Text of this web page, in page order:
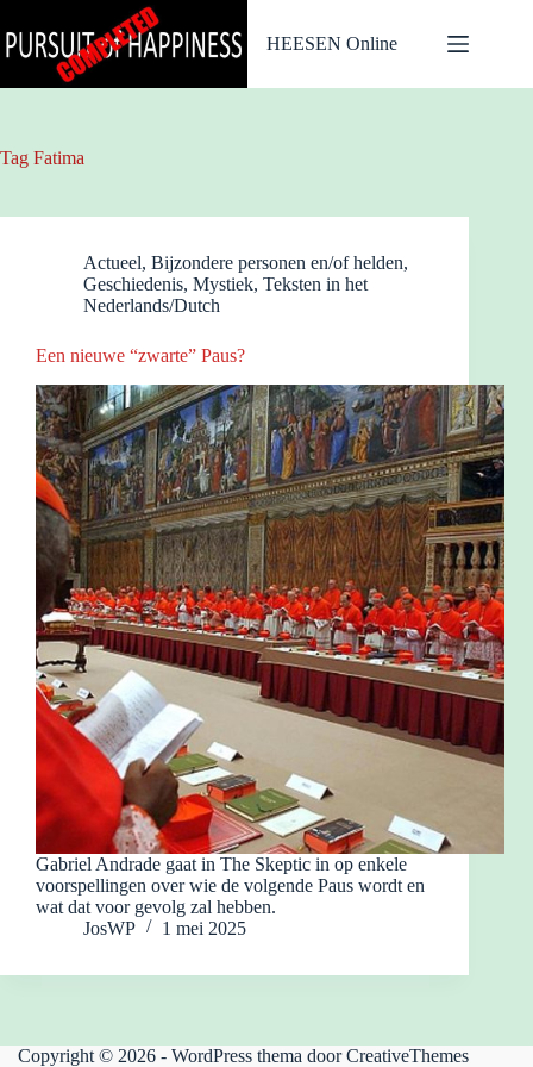
naar
de
HEESEN Online
Tag Fatima
Actueel, Bijzondere personen en/of helden,
Geschiedenis, Mystiek, Teksten in het
Nederlands/Dutch
Een nieuwe “zwarte” Paus?
Gabriel Andrade gaat in The Skeptic in op enkele
voorspellingen over wie de volgende Paus wordt en
wat dat voor gevolg zal hebben.
JosWP
1 mei 2025
Copyright © 2026 - WordPress thema doorCreativeThemes